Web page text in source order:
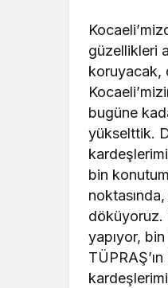
güzellikleri
koruyacak,
bugüne
yükselttik.
bin
döküyoruz.
yapıyor,